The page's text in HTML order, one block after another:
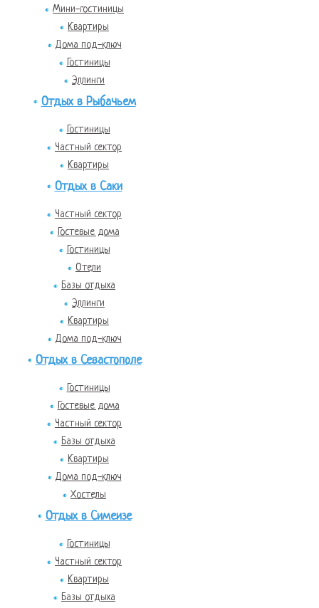
Мини-гостиницы
Квартиры
Дома под-ключ
Гостиницы
Эллинги
Отдых в Рыбачьем
Гостиницы
Частный сектор
Квартиры
Отдых в Саки
Частный сектор
Гостевые дома
Гостиницы
Отели
Базы отдыха
Эллинги
Квартиры
Дома под-ключ
Отдых в Севастополе
Гостиницы
Гостевые дома
Частный сектор
Базы отдыха
Квартиры
Дома под-ключ
Хостелы
Отдых в Симеизе
Гостиницы
Частный сектор
Квартиры
Базы отдыха